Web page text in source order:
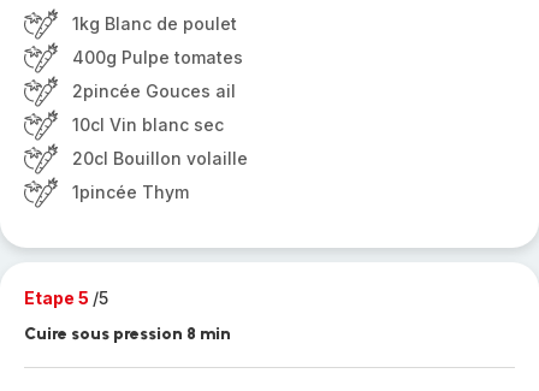
1kg Blanc de poulet
400g Pulpe tomates
2pincée Gouces ail
10cl Vin blanc sec
20cl Bouillon volaille
1pincée Thym
Etape 5 /5
Cuire sous pression 8 min